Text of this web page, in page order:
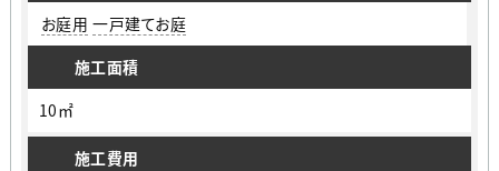
お庭用 一戸建てお庭
施工面積
10㎡
施工費用